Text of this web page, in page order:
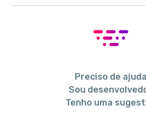
Preciso de ajuda
Sou
Tenho uma